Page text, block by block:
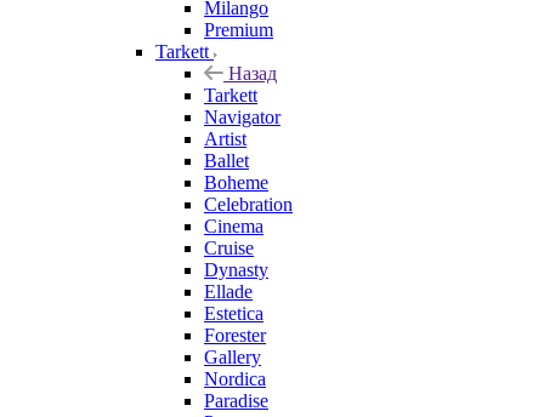
Milango
Premium
Tarkett
Назад
Tarkett
Navigator
Artist
Ballet
Boheme
Celebration
Cinema
Cruise
Dynasty
Ellade
Estetica
Forester
Gallery
Nordica
Paradise